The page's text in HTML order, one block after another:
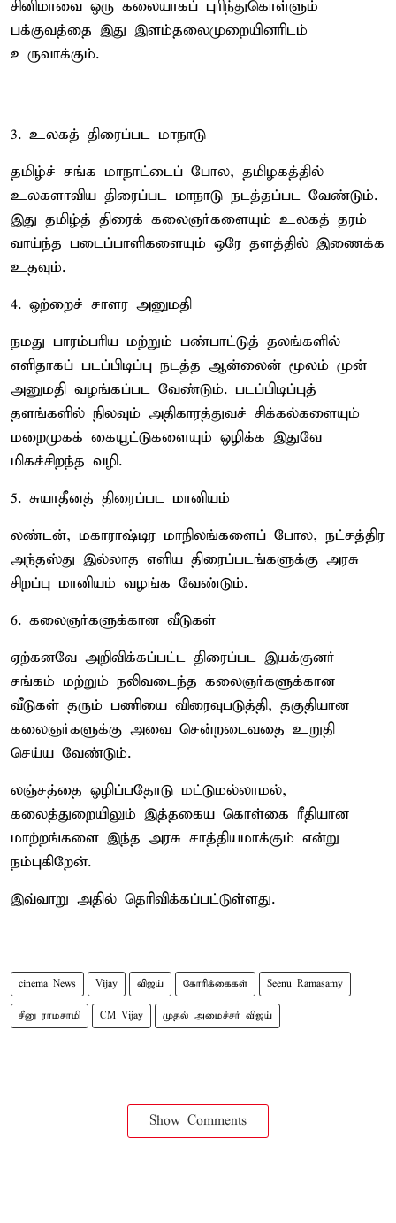
சினிமாவை ஒரு கலையாகப் புரிந்துகொள்ளும்
பக்குவத்தை இது இளம்தலைமுறையினரிடம்
உருவாக்கும்.
3. உலகத் திரைப்பட மாநாடு
தமிழ்ச் சங்க மாநாட்டைப் போல, தமிழகத்தில்
உலகளாவிய திரைப்பட மாநாடு நடத்தப்பட வேண்டும்.
இது தமிழ்த் திரைக் கலைஞர்களையும் உலகத் தரம்
வாய்ந்த படைப்பாளிகளையும் ஒரே தளத்தில் இணைக்க
உதவும்.
4. ஒற்றைச் சாளர அனுமதி
நமது பாரம்பரிய மற்றும் பண்பாட்டுத் தலங்களில்
எளிதாகப் படப்பிடிப்பு நடத்த ஆன்லைன் மூலம் முன்
அனுமதி வழங்கப்பட வேண்டும். படப்பிடிப்புத்
தளங்களில் நிலவும் அதிகாரத்துவச் சிக்கல்களையும்
மறைமுகக் கையூட்டுகளையும் ஒழிக்க இதுவே
மிகச்சிறந்த வழி.
5. சுயாதீனத் திரைப்பட மானியம்
லண்டன், மகாராஷ்டிர மாநிலங்களைப் போல, நட்சத்திர
அந்தஸ்து இல்லாத எளிய திரைப்படங்களுக்கு அரசு
சிறப்பு மானியம் வழங்க வேண்டும்.
6. கலைஞர்களுக்கான வீடுகள்
ஏற்கனவே அறிவிக்கப்பட்ட திரைப்பட இயக்குனர்
சங்கம் மற்றும் நலிவடைந்த கலைஞர்களுக்கான
வீடுகள் தரும் பணியை விரைவுபடுத்தி, தகுதியான
கலைஞர்களுக்கு அவை சென்றடைவதை உறுதி
செய்ய வேண்டும்.
லஞ்சத்தை ஒழிப்பதோடு மட்டுமல்லாமல்,
கலைத்துறையிலும் இத்தகைய கொள்கை ரீதியான
மாற்றங்களை இந்த அரசு சாத்தியமாக்கும் என்று
நம்புகிறேன்.
இவ்வாறு அதில் தெரிவிக்கப்பட்டுள்ளது.
cinema News Vijay விஜய் கோரிக்கைகள் Seenu Ramasamy
சீனு ராமசாமி CM Vijay முதல் அமைச்சர் விஜய்
Show Comments